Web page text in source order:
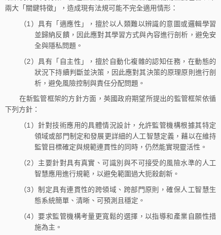
兩大「關鍵特徵」，造成現有法規可能不完全適用情形：
（1）具有「適應性」，擅於以人類難以辨識的意圖或邏輯學習
並歸納反饋，因此應對其學習方式與內容進行剖析，避免安
全與隱私問題。
（2）具有「自主性」，擅於自動化複雜的認知任務，在動態的
狀況下持續判斷並決策，因此應對其決策的原理原則進行剖
析，避免風險控制與責任分配問題。
在新監管框架的方針方面，英國政府期望所提出的監管框架依循
下列方針：
（1）針對技術應用的具體情況設計，允許監管機構根據其特定
領域或部門制定和發展更詳細的人工智慧定義，藉以在維持
監管目標確定與規範連貫性的同時，仍然能實現靈活性。
（2）主要針對具有真實、可識別與不可接受的風險水準的人工
智慧應用進行規範，以避免範圍過大扼殺創新。
（3）制定具有連貫性的跨領域、跨部門原則，確保人工智慧生
態系統簡單、清晰、可預測且穩定。
（4）要求監管機構考量更寬鬆的選擇，以指導和產業自願性措
施為主。